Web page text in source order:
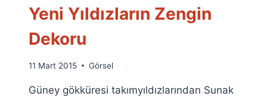
Yeni Yıldızların Zengin
Dekoru
By
Fuat
11 Mart 2015 Görsel
Güney gökküresi takımyıldızlarından Sunak